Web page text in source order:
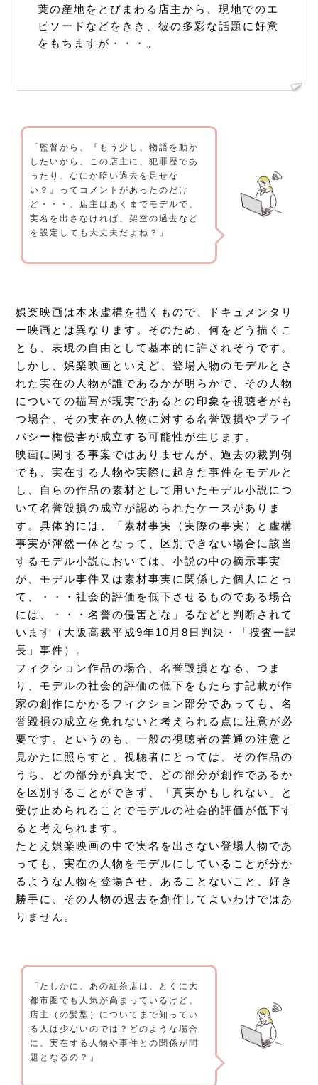
葉の産地をとびまわる店主から、現地でのエ
ピソードなどをきき、彼の多彩な話題に好意
をもちますが・・・。
「監督から、『もう少し、物語を動か
したいから、この店主に、犯罪歴であ
ったり、なにか暗い過去を足せな
い？』ってコメントがあったのだけ
ど・・・、店主はあくまでモデルで、
実名を出さなければ、架空の過去など
を設定しても大丈夫だよね？」
娯楽映画は本来虚構を描くもので、ドキュメンタリ
ー映画とは異なります。そのため、何をどう描くこ
とも、表現の自由として基本的に許されそうです。
しかし、娯楽映画といえど、登場人物のモデルとさ
れた実在の人物が誰であるかが明らかで、その人物
についての描写が現実であるとの印象を視聴者がも
つ場合、その実在の人物に対する名誉毀損やプライ
バシー権侵害が成立する可能性が生じます。
映画に関する事案ではありませんが、過去の裁判例
でも、実在する人物や実際に起きた事件をモデルと
し、自らの作品の素材として用いたモデル小説につ
いて名誉毀損の成立が認められたケースがありま
す。具体的には、「素材事実（実際の事実）と虚構
事実が渾然一体となって、区別できない場合に該当
するモデル小説においては、小説の中の摘示事実
が、モデル事件又は素材事実に関係した個人にとっ
て、・・・社会的評価を低下させるものである場合
には、・・・名誉の侵害とな」るなどと判断されて
います（大阪高裁平成9年10月8日判決・「捜査一課
長」事件）。
フィクション作品の場合、名誉毀損となる、つま
り、モデルの社会的評価の低下をもたらす記載が作
家の創作にかかるフィクション部分であっても、名
誉毀損の成立を免れないと考えられる点に注意が必
要です。というのも、一般の視聴者の普通の注意と
見かたに照らすと、視聴者にとっては、その作品の
うち、どの部分が真実で、どの部分が創作であるか
を区別することができず、「真実かもしれない」と
受け止められることでモデルの社会的評価が低下す
ると考えられます。
たとえ娯楽映画の中で実名を出さない登場人物であ
っても、実在の人物をモデルにしていることが分か
るような人物を登場させ、あることないこと、好き
勝手に、その人物の過去を創作してよいわけではあ
りません。
「たしかに、あの紅茶店は、とくに大
都市圏でも人気が高まっているけど、
店主（の髪型）についてまで知ってい
る人は少ないのでは？どのような場合
に、実在する人物や事件との関係が問
題となるの？」